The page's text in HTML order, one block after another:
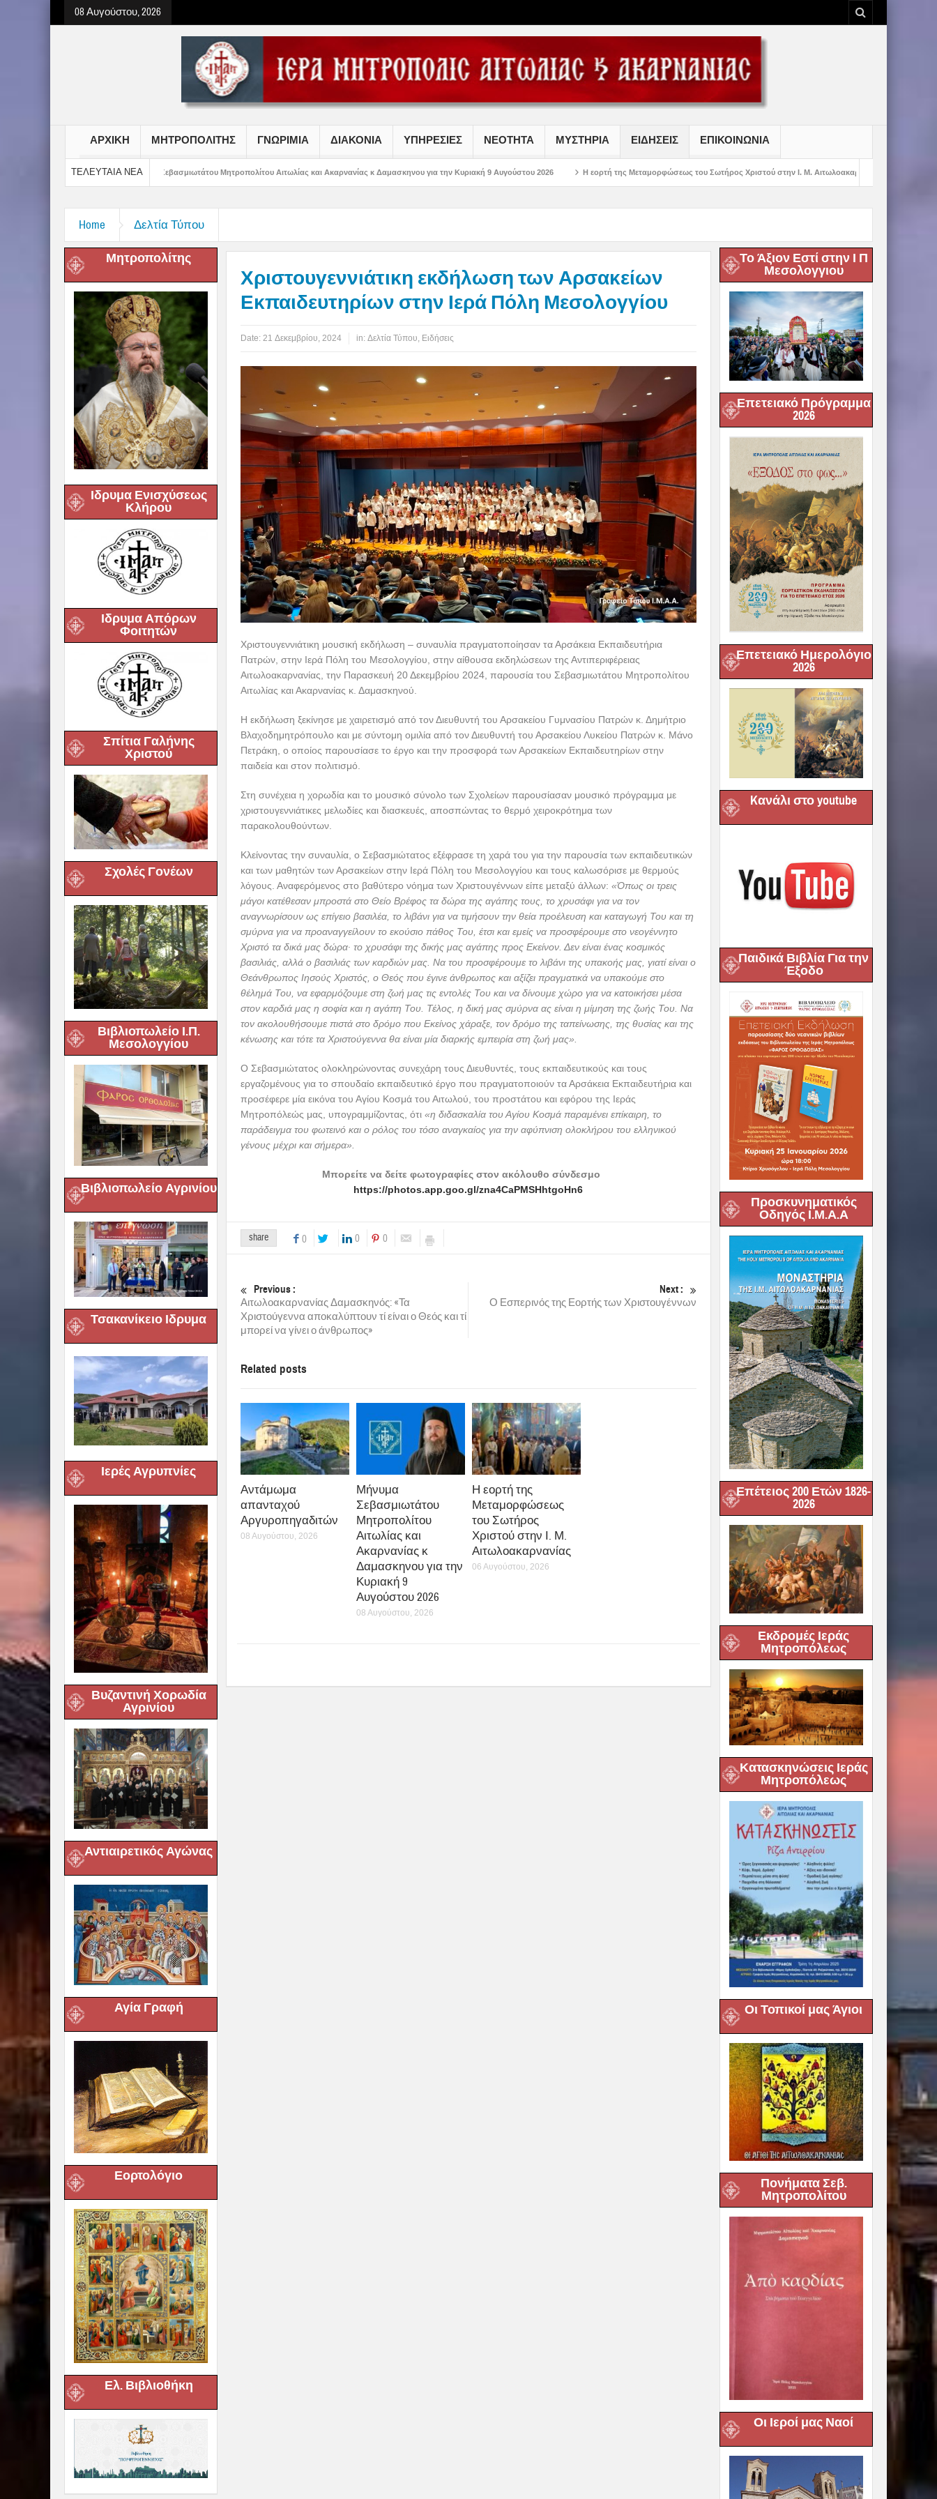
08 Αυγούστου, 2026
ΑΡΧΙΚΗ ΜΗΤΡΟΠΟΛΙΤΗΣ ΓΝΩΡΙΜΙΑ ΔΙΑΚΟΝΙΑ ΥΠΗΡΕΣΙΕΣ ΝΕΟΤΗΤΑ ΜΥΣΤΗΡΙΑ ΕΙΔΗΣΕΙΣ ΕΠΙΚΟΙΝΩΝΙΑ
ΤΕΛΕΥΤΑΙΑ ΝΕΑ
Μήνυμα Σεβασμιωτάτου Μητροπολίτου Αιτωλίας και Ακαρνανίας κ Δαμασκηνου για την Κυριακή 9 Αυγούστου 2026 Η εορτή της Μεταμορφώσεως του Σωτήρος Χριστού στην Ι. Μ. Αιτωλοακαρνανίας Στ’ Κατασκηνωτική
Home Δελτία Τύπου
Μητροπολίτης
Ιδρυμα Ενισχύσεως
Κλήρου
Ιδρυμα Απόρων
Φοιτητών
Σπίτια Γαλήνης
Χριστού
Σχολές Γονέων
Βιβλιοπωλείο Ι.Π.
Μεσολογγίου
Βιβλιοπωλείο Αγρινίου
Τσακανίκειο Ιδρυμα
Ιερές Αγρυπνίες
Βυζαντινή Χορωδία
Αγρινίου
Αντιαιρετικός Αγώνας
Αγία Γραφή
Εορτολόγιο
Ελ. Βιβλιοθήκη
Χριστουγεννιάτικη εκδήλωση των Αρσακείων
Εκπαιδευτηρίων στην Ιερά Πόλη Μεσολογγίου
Date: 21 Δεκεμβρίου, 2024 in: Δελτία Τύπου, Ειδήσεις
Χριστουγεννιάτικη μουσική εκδήλωση – συναυλία πραγματοποίησαν τα Αρσάκεια Εκπαιδευτήρια
Πατρών, στην Ιερά Πόλη του Μεσολογγίου, στην αίθουσα εκδηλώσεων της Αντιπεριφέρειας
Αιτωλοακαρνανίας, την Παρασκευή 20 Δεκεμβρίου 2024, παρουσία του Σεβασμιωτάτου Μητροπολίτου
Αιτωλίας και Ακαρνανίας κ. Δαμασκηνού.
Η εκδήλωση ξεκίνησε με χαιρετισμό από τον Διευθυντή του Αρσακείου Γυμνασίου Πατρών κ. Δημήτριο
Βλαχοδημητρόπουλο και με σύντομη ομιλία από τον Διευθυντή του Αρσακείου Λυκείου Πατρών κ. Μάνο
Πετράκη, ο οποίος παρουσίασε το έργο και την προσφορά των Αρσακείων Εκπαιδευτηρίων στην
παιδεία και στον πολιτισμό.
Στη συνέχεια η χορωδία και το μουσικό σύνολο των Σχολείων παρουσίασαν μουσικό πρόγραμμα με
χριστουγεννιάτικες μελωδίες και διασκευές, αποσπώντας το θερμό χειροκρότημα των
παρακολουθούντων.
Κλείνοντας την συναυλία, ο Σεβασμιώτατος εξέφρασε τη χαρά του για την παρουσία των εκπαιδευτικών
και των μαθητών των Αρσακείων στην Ιερά Πόλη του Μεσολογγίου και τους καλωσόρισε με θερμούς
λόγους. Αναφερόμενος στο βαθύτερο νόημα των Χριστουγέννων είπε μεταξύ άλλων: «Όπως οι τρεις
μάγοι κατέθεσαν μπροστά στο Θείο Βρέφος τα δώρα της αγάπης τους, το χρυσάφι για να τον
αναγνωρίσουν ως επίγειο βασιλέα, το λιβάνι για να τιμήσουν την θεία προέλευση και καταγωγή Του και τη
σμύρνα για να προαναγγείλουν το εκούσιο πάθος Του, έτσι και εμείς να προσφέρουμε στο νεογέννητο
Χριστό τα δικά μας δώρα∙ το χρυσάφι της δικής μας αγάπης προς Εκείνον. Δεν είναι ένας κοσμικός
βασιλιάς, αλλά ο βασιλιάς των καρδιών μας. Να του προσφέρουμε το λιβάνι της υπακοής μας, γιατί είναι ο
Θεάνθρωπος Ιησούς Χριστός, ο Θεός που έγινε άνθρωπος και αξίζει πραγματικά να υπακούμε στο
θέλημά Του, να εφαρμόζουμε στη ζωή μας τις εντολές Του και να δίνουμε χώρο για να κατοικήσει μέσα
στον καρδιά μας η σοφία και η αγάπη Του. Τέλος, η δική μας σμύρνα ας είναι η μίμηση της ζωής Του. Να
τον ακολουθήσουμε πιστά στο δρόμο που Εκείνος χάραξε, τον δρόμο της ταπείνωσης, της θυσίας και της
κένωσης και τότε τα Χριστούγεννα θα είναι μία διαρκής εμπειρία στη ζωή μας».
Ο Σεβασμιώτατος ολοκληρώνοντας συνεχάρη τους Διευθυντές, τους εκπαιδευτικούς και τους
εργαζομένους για το σπουδαίο εκπαιδευτικό έργο που πραγματοποιούν τα Αρσάκεια Εκπαιδευτήρια και
προσέφερε μία εικόνα του Αγίου Κοσμά του Αιτωλού, του προστάτου και εφόρου της Ιεράς
Μητροπόλεώς μας, υπογραμμίζοντας, ότι «η διδασκαλία του Αγίου Κοσμά παραμένει επίκαιρη, το
παράδειγμα του φωτεινό και ο ρόλος του τόσο αναγκαίος για την αφύπνιση ολοκλήρου του ελληνικού
γένους μέχρι και σήμερα».
Μπορείτε να δείτε φωτογραφίες στον ακόλουθο σύνδεσμο
https://photos.app.goo.gl/zna4CaPMSHhtgoHn6
share 0 0 0
Previous :
Αιτωλοακαρνανίας Δαμασκηνός: «Τα
Χριστούγεννα αποκαλύπτουν τί είναι ο Θεός και τί
μπορεί να γίνει ο άνθρωπος»
Next :
Ο Εσπερινός της Εορτής των Χριστουγέννων
Related posts
Αντάμωμα
απανταχού
Αργυροπηγαδιτών
08 Αυγούστου, 2026
Μήνυμα
Σεβασμιωτάτου
Μητροπολίτου
Αιτωλίας και
Ακαρνανίας κ
Δαμασκηνου για την
Κυριακή 9
Αυγούστου 2026
08 Αυγούστου, 2026
Η εορτή της
Μεταμορφώσεως
του Σωτήρος
Χριστού στην Ι. Μ.
Αιτωλοακαρνανίας
06 Αυγούστου, 2026
Το Άξιον Εστί στην Ι Π
Μεσολογγιου
Επετειακό Πρόγραμμα
2026
Επετειακό Ημερολόγιο
2026
Kανάλι στο youtube
Παιδικά Βιβλία Για την
Έξοδο
Προσκυνηματικός
Οδηγός Ι.Μ.Α.Α
Επέτειος 200 Ετών 1826-
2026
Εκδρομές Ιεράς
Μητροπόλεως
Κατασκηνώσεις Ιεράς
Μητροπόλεως
Οι Τοπικοί μας Άγιοι
Πονήματα Σεβ.
Μητροπολίτου
Οι Ιεροί μας Ναοί